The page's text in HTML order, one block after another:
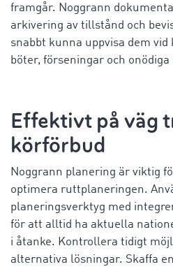
framgår. Noggrann
arkivering av tillstånd och
snabbt kunna uppvisa dem
böter, förseningar och
Effektivt på väg
körförbud
Noggrann planering är viktig
optimera ruttplaneringen.
planeringsverktyg med
för att alltid ha aktuella
i åtanke. Kontrollera tidigt
alternativa lösningar. Skaffa